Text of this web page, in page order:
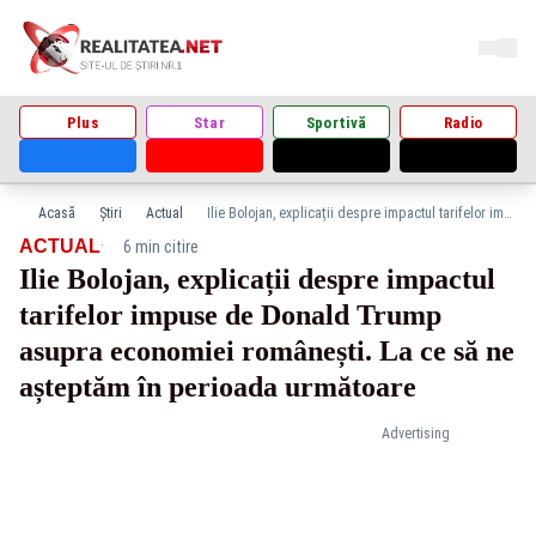
Plus Star Sportivă Radio
Acasă Știri Actual Ilie Bolojan, explicații despre impactul tarifelor impuse de Donald Trump asupra economiei românești. La ce să ne așteptăm în perioada următoare
Advertising
ACTUAL· 6 min citire
Ilie Bolojan, explicații despre impactul
tarifelor impuse de Donald Trump
asupra economiei românești. La ce să ne
așteptăm în perioada următoare